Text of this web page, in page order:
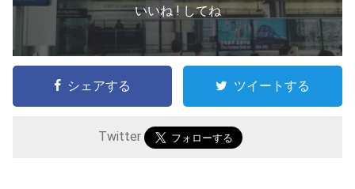
いいね ! してね
シェアする ツイートする
Twitter